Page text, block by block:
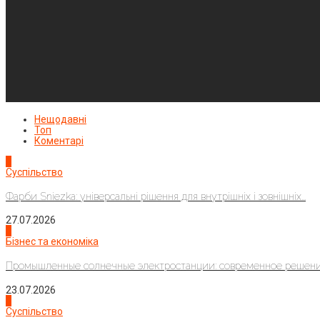
Нещодавні
Топ
Коментарі
Суспільство
Фарби Sniezka: універсальні рішення для внутрішніх і зовнішніх...
27.07.2026
Бізнес та економіка
Промышленные солнечные электростанции: современное
23.07.2026
Суспільство